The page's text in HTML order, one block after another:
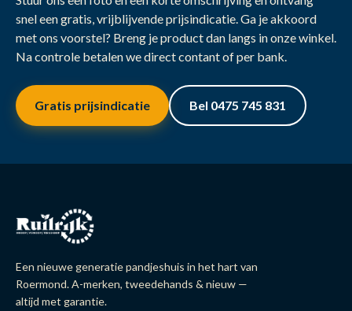
snel een gratis, vrijblijvende prijsindicatie. Ga je akkoord
met ons voorstel? Breng je product dan langs in onze winkel.
Na controle betalen we direct contant of per bank.
Gratis prijsindicatie Bel 0475 745 831
Een nieuwe generatie pandjeshuis in het hart van
Roermond. A-merken, tweedehands & nieuw —
altijd met garantie.